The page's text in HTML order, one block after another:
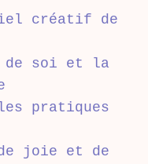
créatif de
de soi et la
pratiques
de joie et de